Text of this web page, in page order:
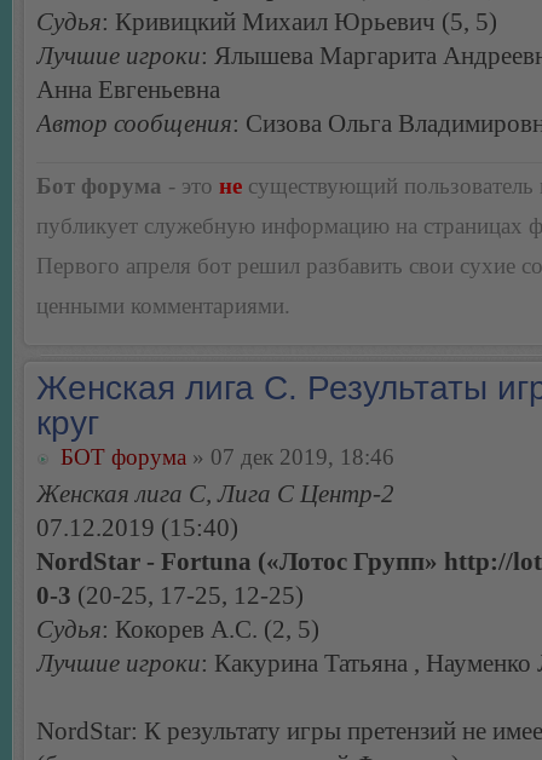
Судья: Кривицкий Михаил Юрьевич (5, 5)
Лучшие игроки: Ялышева Маргарита
Анна Евгеньевна
Автор сообщения: Сизова Ольга
Бот форума - это не существующий пользователь
публикует служебную информацию на страницах
Первого апреля бот решил разбавить свои сухие
ценными комментариями.
Женская лига С. Результаты
круг
БОТ форума » 07 дек 2019, 18:46
Женская лига С, Лига С Центр-2
07.12.2019 (15:40)
NordStar - Fortuna («Лотос Групп» http://
0-3 (20-25, 17-25, 12-25)
Судья: Кокорев А.С. (2, 5)
Лучшие игроки: Какурина Татьяна , Науменко
NordStar: К результату игры претензий не